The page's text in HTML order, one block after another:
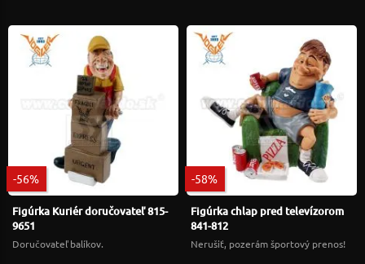
-56%
Figúrka Kuriér doručovateľ 815-
9651
Doručovateľ balíkov.
-58%
Figúrka chlap pred televízorom
841-812
Nerušiť, pozerám športový prenos!